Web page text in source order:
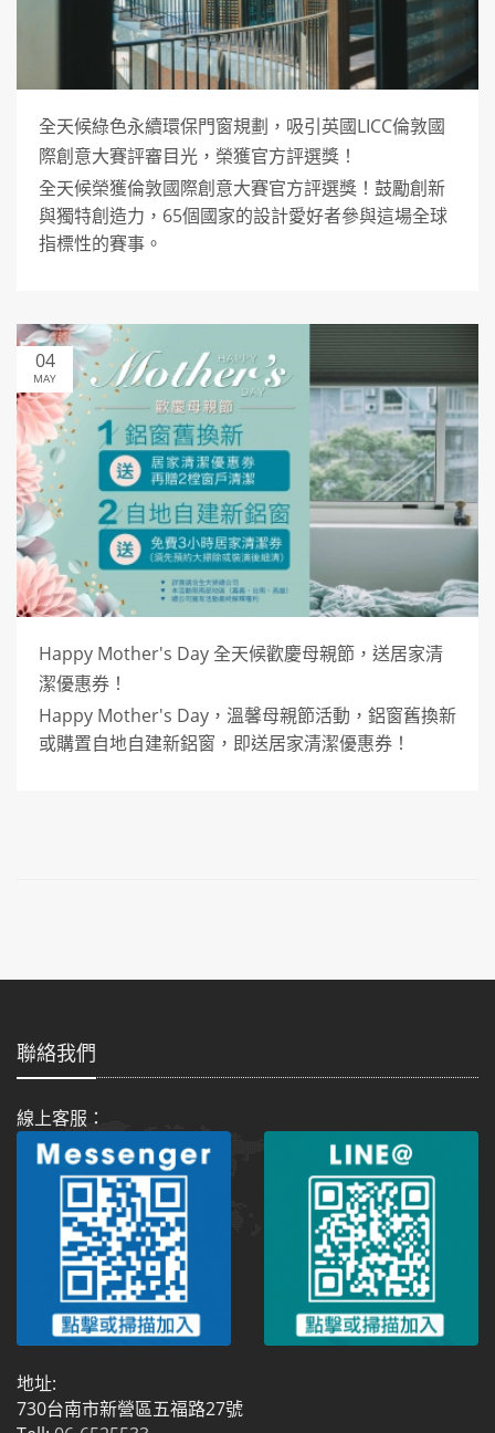
全天候綠色永續環保門窗規劃，吸引英國LICC倫敦國
際創意大賽評審目光，榮獲官方評選獎！
全天候榮獲倫敦國際創意大賽官方評選獎！鼓勵創新
與獨特創造力，65個國家的設計愛好者參與這場全球
指標性的賽事。
04
MAY
Happy Mother's Day 全天候歡慶母親節，送居家清
潔優惠券！
Happy Mother's Day，溫馨母親節活動，鋁窗舊換新
或購置自地自建新鋁窗，即送居家清潔優惠券！
聯絡我們
線上客服：
地址:
730台南市新營區五福路27號